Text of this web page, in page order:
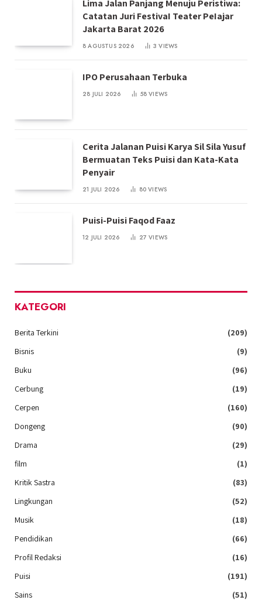
Lima Jalan Panjang Menuju Peristiwa:
Catatan Juri FestivaI Teater PeIajar
Jakarta Barat 2026
8 AGUSTUS 2026 3VIEWS
IPO Perusahaan Terbuka
28 JULI 2026 58VIEWS
Cerita Jalanan Puisi Karya Sil Sila Yusuf
Bermuatan Teks Puisi dan Kata-Kata
Penyair
21 JULI 2026 80VIEWS
Puisi-Puisi Faqod Faaz
12 JULI 2026 27VIEWS
KATEGORI
Berita Terkini
(209)
Bisnis
(9)
Buku
(96)
Cerbung
(19)
Cerpen
(160)
Dongeng
(90)
Drama
(29)
film
(1)
Kritik Sastra
(83)
Lingkungan
(52)
Musik
(18)
Pendidikan
(66)
Profil Redaksi
(16)
Puisi
(191)
Sains
(51)